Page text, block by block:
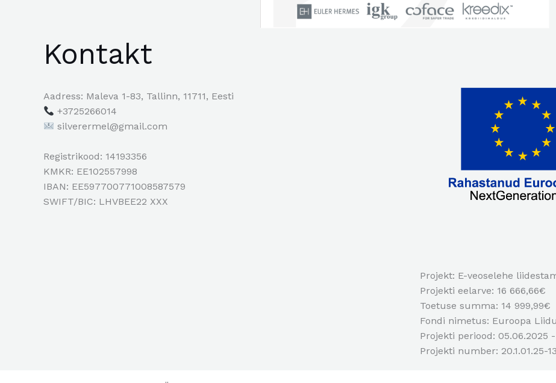
Kontakt
Aadress: Maleva 1-83, Tallinn, 11711, Eesti
+3725266014
silverermel@gmail.com
Registrikood: 14193356
KMKR: EE102557998
IBAN: EE597700771008587579
SWIFT/BIC: LHVBEE22 XXX
Projekt: E-veoselehe
Projekti eelarve: 16 666,66€
Toetuse summa: 14 999,99€
Fondi nimetus: Euroopa
Projekti periood: 05.06.2025 -
Projekti number: 20.1.01.25-